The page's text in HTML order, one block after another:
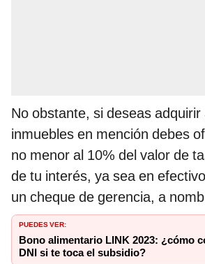
No obstante, si deseas adquirir
inmuebles en mención debes
no menor al 10% del valor de
de tu interés, ya sea en
un cheque de gerencia, a
PUEDES VER:
Bono alimentario LINK 2023: ¿cómo
DNI si te toca el subsidio?